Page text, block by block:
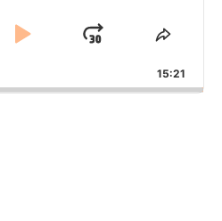
PLAYJUMP
15:21